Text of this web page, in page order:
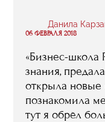
Данила
06 ФЕВРАЛЯ 2018
«Бизнес-школа
знания,
открыла новые
познакомила
тут я обрёл